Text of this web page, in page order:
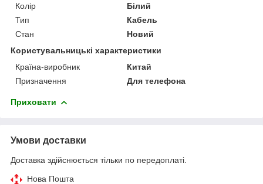
Колір
Білий
Тип
Кабель
Стан
Новий
Користувальницькі характеристики
Країна-виробник
Китай
Призначення
Для телефона
Приховати
Умови доставки
Доставка здійснюється тільки по передоплаті.
Нова Пошта